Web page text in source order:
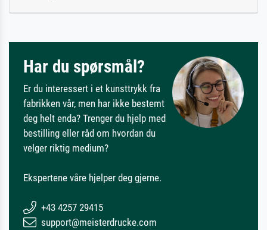
Har du spørsmål?
Er du interessert i et kunsttrykk fra
fabrikken vår, men har ikke bestemt
deg helt enda? Trenger du hjelp med
bestilling eller råd om hvordan du
velger riktig medium?
Ekspertene våre hjelper deg gjerne.
+43 4257 29415
support@meisterdrucke.com